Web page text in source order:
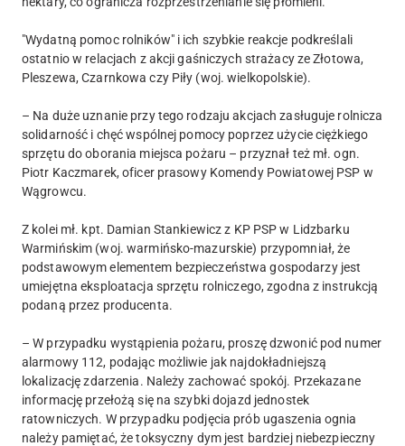
"Wydatną pomoc rolników" i ich szybkie reakcje podkreślali
ostatnio w relacjach z akcji gaśniczych strażacy ze Złotowa,
Pleszewa, Czarnkowa czy Piły (woj. wielkopolskie).
– Na duże uznanie przy tego rodzaju akcjach zasługuje rolnicza
solidarność i chęć wspólnej pomocy poprzez użycie ciężkiego
sprzętu do oborania miejsca pożaru – przyznał też mł. ogn.
Piotr Kaczmarek, oficer prasowy Komendy Powiatowej PSP w
Wągrowcu.
Z kolei mł. kpt. Damian Stankiewicz z KP PSP w Lidzbarku
Warmińskim (woj. warmińsko-mazurskie) przypomniał, że
podstawowym elementem bezpieczeństwa gospodarzy jest
umiejętna eksploatacja sprzętu rolniczego, zgodna z instrukcją
podaną przez producenta.
– W przypadku wystąpienia pożaru, proszę dzwonić pod numer
alarmowy 112, podając możliwie jak najdokładniejszą
lokalizację zdarzenia. Należy zachować spokój. Przekazane
informację przełożą się na szybki dojazd jednostek
ratowniczych. W przypadku podjęcia prób ugaszenia ognia
należy pamiętać, że toksyczny dym jest bardziej niebezpieczny